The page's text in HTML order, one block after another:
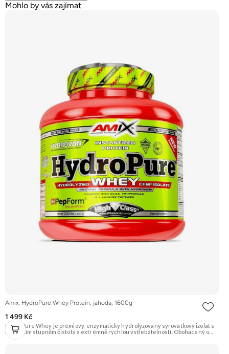
Mohlo by vás zajímat
Amix, HydroPure Whey Protein, jahoda, 1600g
1 499 Kč
HydroPure Whey je prémiový, enzymaticky hydrolyzovaný syrovátkový izolát s
nejvyšším stupněm čistoty a extrémně rychlou vstřebatelností. Obohacený o